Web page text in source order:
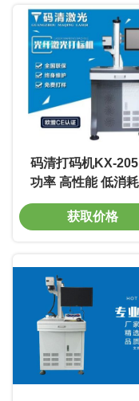
码清打码机KX-
功率 高性能 低消
保
获取价格